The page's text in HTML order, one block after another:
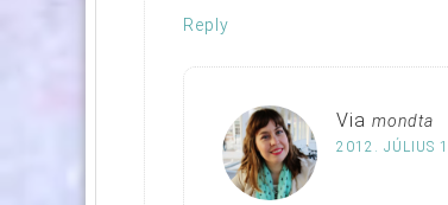
Reply
Via mondta
2012. JÚLIUS